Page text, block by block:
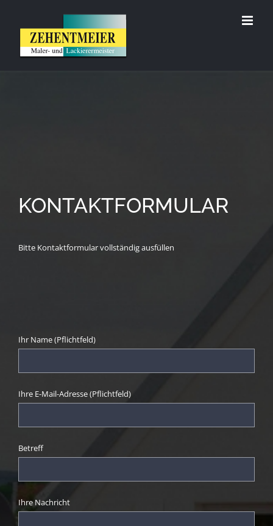
springen
KONTAKTFORMULAR
Bitte Kontaktformular vollständig ausfüllen
Ihr Name (Pflichtfeld)
Ihre E-Mail-Adresse (Pflichtfeld)
Betreff
Ihre Nachricht